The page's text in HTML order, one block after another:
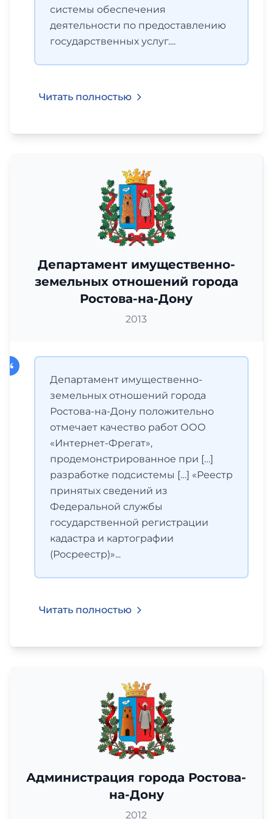
системы обеспечения
деятельности по предоставлению
государственных услуг....
Читать полностью
Департамент имущественно-
земельных отношений города
Ростова-на-Дону
2013
Департамент имущественно-
земельных отношений города
Ростова-на-Дону положительно
отмечает качество работ ООО
«Интернет-Фрегат»,
продемонстрированное при […]
разработке подсистемы […] «Реестр
принятых сведений из
Федеральной службы
государственной регистрации
кадастра и картографии
(Росреестр)»...
Читать полностью
Администрация города Ростова-
на-Дону
2012